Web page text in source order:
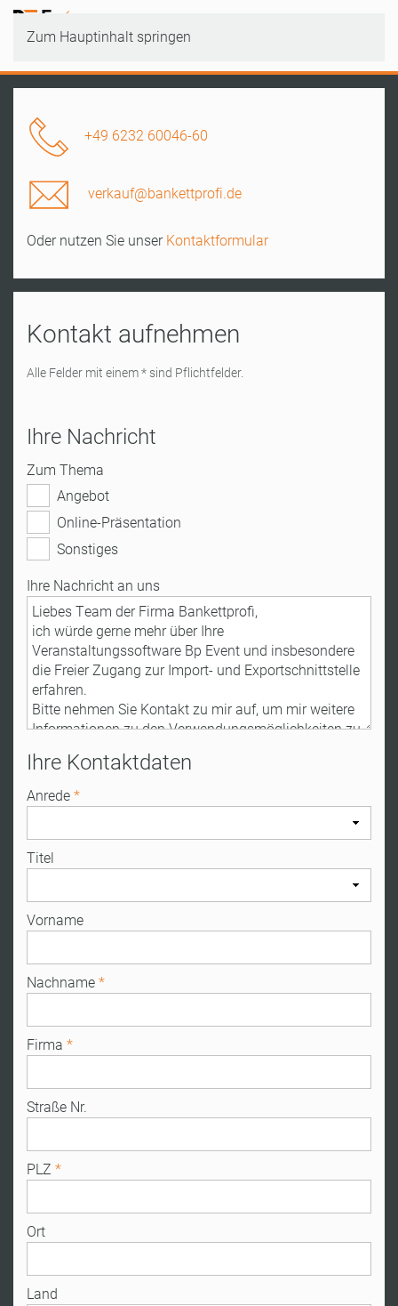
Zum Hauptinhalt springen
+49 6232 60046-60
verkauf@bankettprofi.de
Oder nutzen Sie unser Kontaktformular
Kontakt aufnehmen
Alle Felder mit einem * sind Pflichtfelder.